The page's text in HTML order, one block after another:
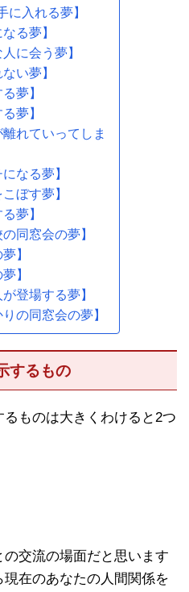
に入れる夢】
る夢】
に会う夢】
い夢】
夢】
夢】
離れていってしま
なる夢】
ぼす夢】
夢】
同窓会の夢】
】
】
登場する夢】
の同窓会の夢】
するもの
ものは大きくわけると2つ
交流の場面だと思います
在のあなたの人間関係を